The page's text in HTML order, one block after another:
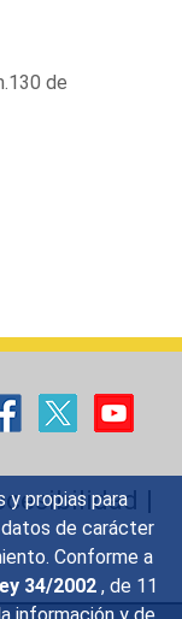
propias para
de carácter
Conforme a
34/2002 , de 11
de
|